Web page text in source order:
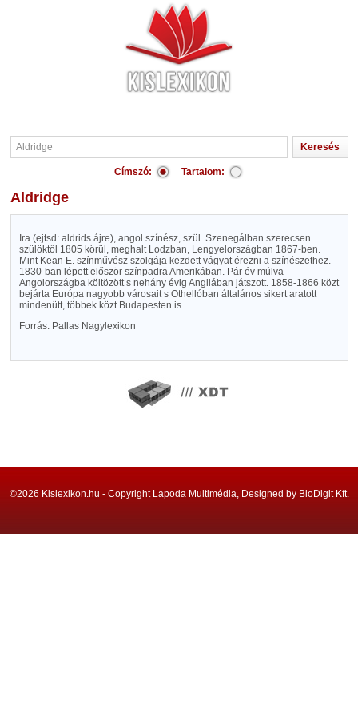
Címszó: Tartalom:
Aldridge
Ira (ejtsd: aldrids ájre), angol színész, szül. Szenegálban szerecsen
szülöktől 1805 körül, meghalt Lodzban, Lengyelországban 1867-ben.
Mint Kean E. színművész szolgája kezdett vágyat érezni a színészethez.
1830-ban lépett először színpadra Amerikában. Pár év múlva
Angolországba költözött s nehány évig Angliában játszott. 1858-1866 közt
bejárta Európa nagyobb városait s Othellóban általános sikert aratott
mindenütt, többek közt Budapesten is.
Forrás: Pallas Nagylexikon
©2026 Kislexikon.hu - Copyright Lapoda Multimédia, Designed by BioDigit Kft.